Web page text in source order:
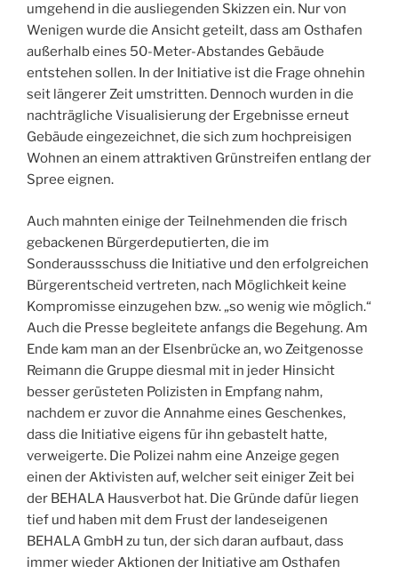
umgehend in die ausliegenden Skizzen ein. Nur von
Wenigen wurde die Ansicht geteilt, dass am Osthafen
außerhalb eines 50-Meter-Abstandes Gebäude
entstehen sollen. In der Initiative ist die Frage ohnehin
seit längerer Zeit umstritten. Dennoch wurden in die
nachträgliche Visualisierung der Ergebnisse erneut
Gebäude eingezeichnet, die sich zum hochpreisigen
Wohnen an einem attraktiven Grünstreifen entlang der
Spree eignen.
Auch mahnten einige der Teilnehmenden die frisch
gebackenen Bürgerdeputierten, die im
Sonderaussschuss die Initiative und den erfolgreichen
Bürgerentscheid vertreten, nach Möglichkeit keine
Kompromisse einzugehen bzw. „so wenig wie möglich.“
Auch die Presse begleitete anfangs die Begehung. Am
Ende kam man an der Elsenbrücke an, wo Zeitgenosse
Reimann die Gruppe diesmal mit in jeder Hinsicht
besser gerüsteten Polizisten in Empfang nahm,
nachdem er zuvor die Annahme eines Geschenkes,
dass die Initiative eigens für ihn gebastelt hatte,
verweigerte. Die Polizei nahm eine Anzeige gegen
einen der Aktivisten auf, welcher seit einiger Zeit bei
der BEHALA Hausverbot hat. Die Gründe dafür liegen
tief und haben mit dem Frust der landeseigenen
BEHALA GmbH zu tun, der sich daran aufbaut, dass
immer wieder Aktionen der Initiative am Osthafen